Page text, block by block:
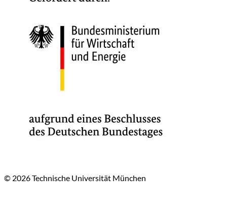
© 2026 Technische Universität München